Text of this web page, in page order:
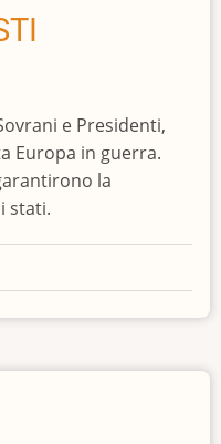
e Presidenti,
Europa in guerra.
la
stati.